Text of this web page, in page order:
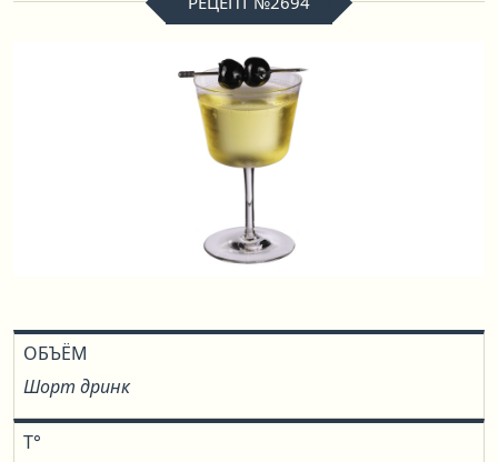
ОБЪЁМ
Шорт дринк
T°